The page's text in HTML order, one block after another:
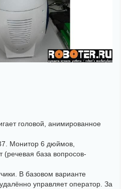
головой, анимированное
Монитор 6 дюймов,
(речевая база вопросов-
В базовом варианте
управляет оператор. За